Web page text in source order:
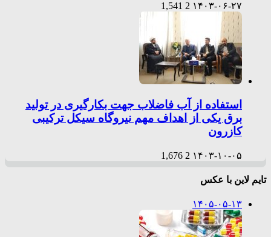
۱۴۰۳-۰۶-۲۷ 2
1,541
استفاده از آب فاضلاب جهت بکارگیری در تولید
برق یکی از اهداف مهم نیروگاه سیکل ترکیبی
کازرون
۱۴۰۳-۱۰-۰۵ 2
1,676
تایم لاین با عکس
۱۴۰۵-۰۵-۱۳